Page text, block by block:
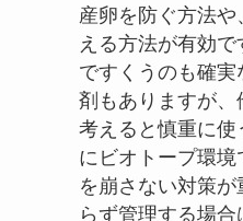
産卵を防ぐ方法
える方法が有効
ですくうのも確
剤もありますが、
考えると慎重に
にビオトープ環
を崩さない対策
らず管理する場